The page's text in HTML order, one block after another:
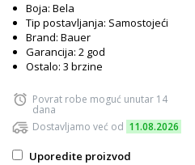
Boja: Bela
Tip postavljanja: Samostojeći
Brand: Bauer
Garancija: 2 god
Ostalo: 3 brzine
Povrat robe moguć unutar 14
dana
Dostavljamo već od 11.08.2026
Uporedite proizvod